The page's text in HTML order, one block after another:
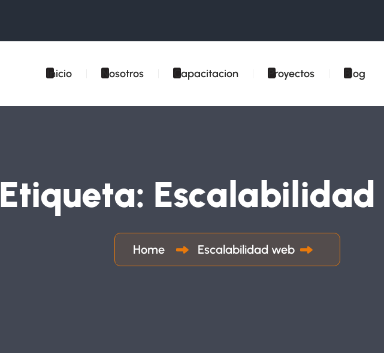
Inicio Nosotros Capacitacion Proyectos Blog
Etiqueta:
Home Escalabilidad web